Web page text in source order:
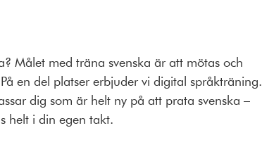
Målet med träna svenska är att mötas och
en del platser erbjuder vi digital språkträning.
dig som är helt ny på att prata svenska –
helt i din egen takt.